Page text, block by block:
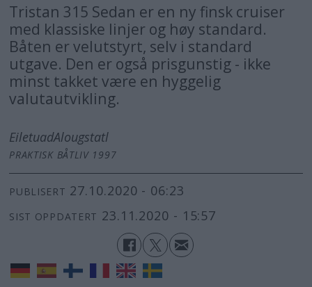
Tristan 315 Sedan er en ny finsk cruiser
med klassiske linjer og høy standard.
Båten er velutstyrt, selv i standard
utgave. Den er også prisgunstig - ikke
minst takket være en hyggelig
valutautvikling.
EiletuadAlougstatl
PRAKTISK BÅTLIV 1997
PUBLISERT 27.10.2020 - 06:23
SIST OPPDATERT 23.11.2020 - 15:57